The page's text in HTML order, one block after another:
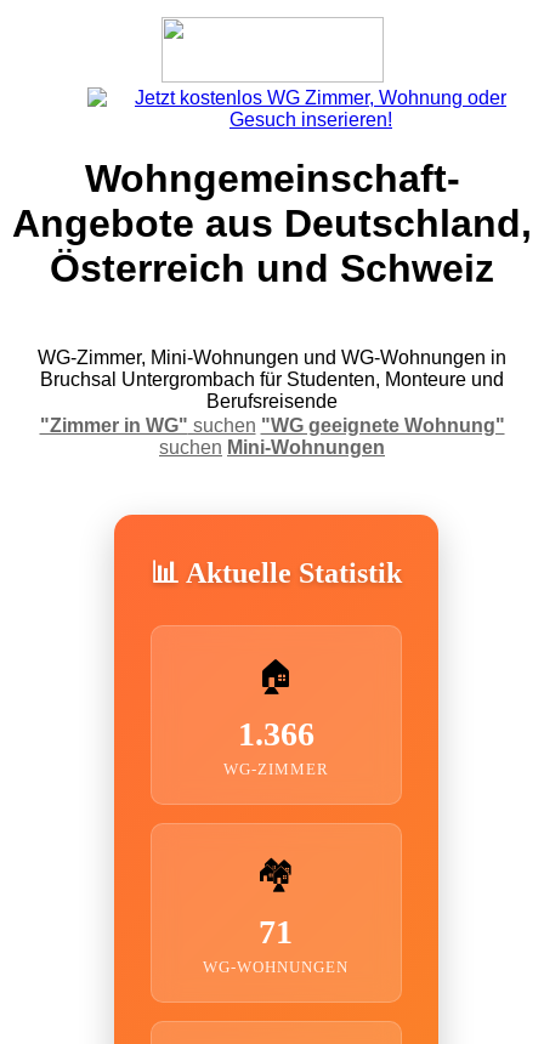
Wohngemeinschaft-
Angebote aus Deutschland,
Österreich und Schweiz
WG-Zimmer, Mini-Wohnungen und WG-Wohnungen in
Bruchsal Untergrombach für Studenten, Monteure und
Berufsreisende
"Zimmer in WG" suchen "WG geeignete Wohnung"
suchen Mini-Wohnungen
📊 Aktuelle Statistik
🏠
1.366
WG-ZIMMER
🏘️
71
WG-WOHNUNGEN